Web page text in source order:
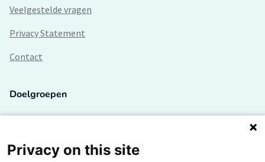
Veelgestelde vragen
Privacy Statement
Contact
Doelgroepen
Lectoren en onderzoekers
Privacy on this site